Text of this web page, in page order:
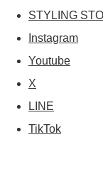
STYLING
Instagram
Youtube
X
LINE
TikTok